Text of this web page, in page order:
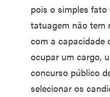
pois o simples
tatuagem não tem
com a capacidade
ocupar um cargo,
concurso público
selecionar os